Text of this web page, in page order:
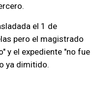
el 1 de
pero el magistrado
y el expediente "no fue
ya dimitido.